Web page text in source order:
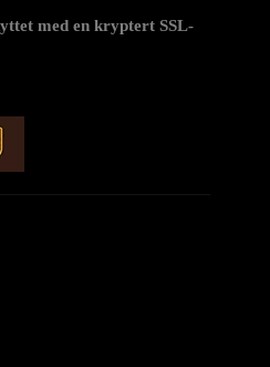
med en kryptert SSL-